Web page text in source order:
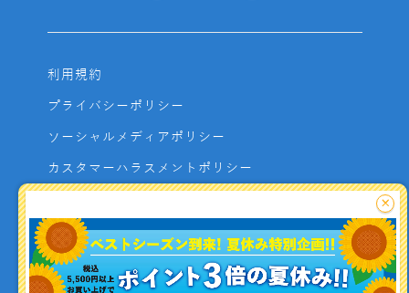
利用規約
プライバシーポリシー
ソーシャルメディアポリシー
カスタマーハラスメントポリシー
よくあるご質問
お問い合わせ
×